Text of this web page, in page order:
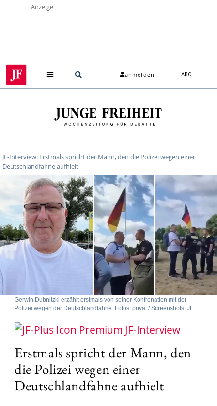
Anzeige
anmelden ABO
JF-Interview: Erstmals spricht der Mann, den die Polizei wegen einer
Deutschlandfahne aufhielt
Gerwin Dubnitzki erzählt erstmals von seiner Konfronation mit der
Polizei wegen der Deutschlandfahne. Fotos: privat / Screenshots; JF
JF-Interview
Erstmals spricht der Mann, den
die Polizei wegen einer
Deutschlandfahne aufhielt